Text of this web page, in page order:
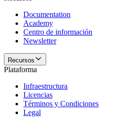
Documentation
Academy
Centro de información
Newsletter
Recursos
Plataforma
Infraestructura
Licencias
Términos y Condiciones
Legal